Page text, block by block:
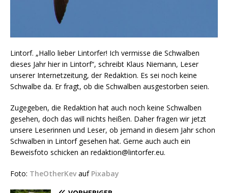
Lintorf. „Hallo lieber Lintorfer! Ich vermisse die Schwalben
dieses Jahr hier in Lintorf“, schreibt Klaus Niemann, Leser
unserer Internetzeitung, der Redaktion. Es sei noch keine
Schwalbe da. Er fragt, ob die Schwalben ausgestorben seien.
Zugegeben, die Redaktion hat auch noch keine Schwalben
gesehen, doch das will nichts heißen. Daher fragen wir jetzt
unsere Leserinnen und Leser, ob jemand in diesem Jahr schon
Schwalben in Lintorf gesehen hat. Gerne auch auch ein
Beweisfoto schicken an redaktion@lintorfer.eu.
Foto: TheOtherKevauf Pixabay